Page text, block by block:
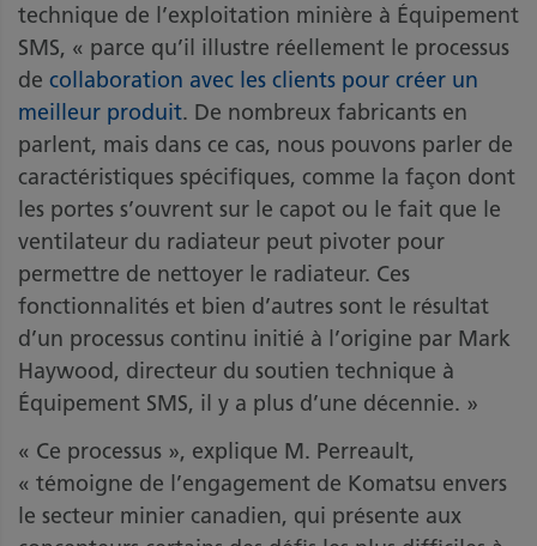
technique de l’exploitation minière à Équipement
SMS, « parce qu’il illustre réellement le processus
de collaboration avec les clients pour créer un
meilleur produit. De nombreux fabricants en
parlent, mais dans ce cas, nous pouvons parler de
caractéristiques spécifiques, comme la façon dont
les portes s’ouvrent sur le capot ou le fait que le
ventilateur du radiateur peut pivoter pour
permettre de nettoyer le radiateur. Ces
fonctionnalités et bien d’autres sont le résultat
d’un processus continu initié à l’origine par Mark
Haywood, directeur du soutien technique à
Équipement SMS, il y a plus d’une décennie. »
« Ce processus », explique M. Perreault,
« témoigne de l’engagement de Komatsu envers
le secteur minier canadien, qui présente aux